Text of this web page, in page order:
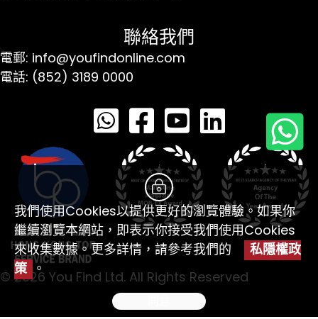
聯絡我們
電郵: info@youfindonline.com
電話: (852) 3189 0000
© 2026 You Find Ltd. All Rights Reserved
我們使用Cookies以提供更好的瀏覽體驗。如果你
繼續瀏覽本網站，即表示你接受我們使用Cookies
來收集數據。更多詳情，請參考我們的
私隱權政
策 。